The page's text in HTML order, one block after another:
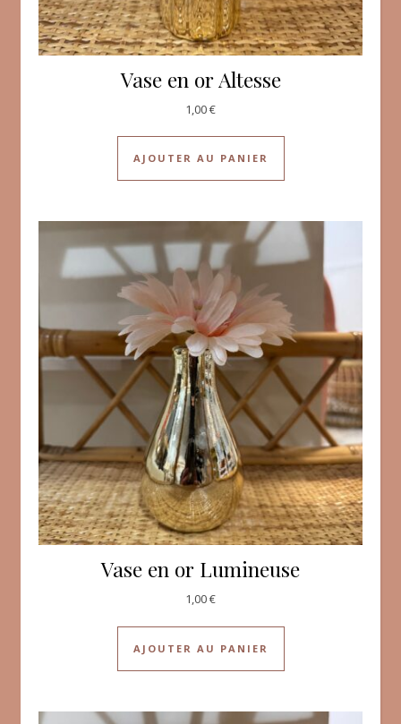
Vase en or Altesse
1,00€
AJOUTER AU PANIER
Vase en or Lumineuse
1,00€
AJOUTER AU PANIER